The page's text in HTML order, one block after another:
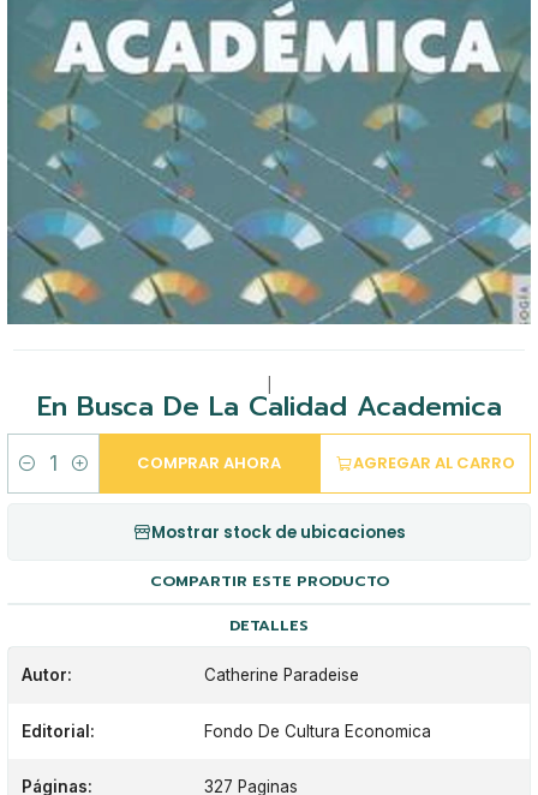
En Busca De La Calidad Academica
Cantidad
AGREGAR AL CARRO
COMPRAR AHORA
Mostrar stock de ubicaciones
COMPARTIR ESTE PRODUCTO
DETALLES
Autor: Catherine Paradeise
Editorial: Fondo De Cultura Economica
Páginas: 327 Paginas